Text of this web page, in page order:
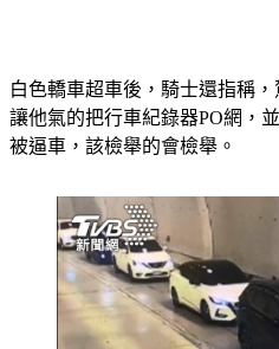
白色轎車超車後，騎士還指稱
讓他氣的把行車紀錄器PO網，
被逼車，該檢舉的會檢舉。